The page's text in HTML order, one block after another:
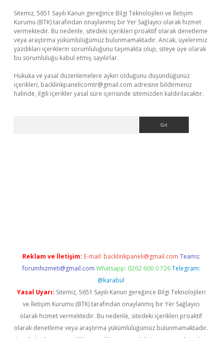
Sitemiz, 5651 Sayılı Kanun gereğince Bilgi Teknolojileri ve İletişim
Kurumu (BTK) tarafından onaylanmış bir Yer Sağlayıcı olarak hizmet
vermektedir. Bu nedenle, sitedeki içerikleri proaktif olarak denetleme
veya araştırma yükümlülüğümüz bulunmamaktadır. Ancak, üyelerimiz
yazdıkları içeriklerin sorumluluğunu taşımakta olup, siteye üye olarak
bu sorumluluğu kabul etmiş sayılırlar.
Hukuka ve yasal düzenlemelere aykırı olduğunu düşündüğünüz
içerikleri, backlinkpanelicomtr@gmail.com adresine bildirmeniz
halinde, ilgili içerikler yasal süre içerisinde sitemizden kaldırılacaktır.
Reklam ve İletişim: E-mail: backlinkpaneli@gmail.com Teams:
forumhizmeti@gmail.com Whatsapp: 0262 606 0 726 Telegram:
@karabul
Yasal Uyarı: Sitemiz, 5651 Sayılı Kanun gereğince Bilgi Teknolojileri
ve İletişim Kurumu (BTK) tarafından onaylanmış bir Yer Sağlayıcı
olarak hizmet vermektedir. Bu nedenle, sitedeki içerikleri proaktif
olarak denetleme veya araştırma yükümlülüğümüz bulunmamaktadır.